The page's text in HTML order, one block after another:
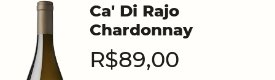
Ca' Di Rajo
Chardonnay
R$89,00